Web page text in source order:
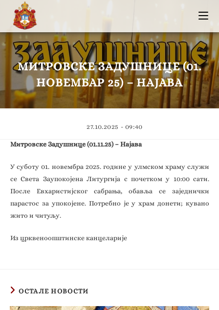
МИТРОВСКЕ ЗАДУШНИЦЕ (01.
НОВЕМБАР 25) – НАЈАВА
27.10.2025 - 09:40
Митровске Задушнице (01.11.25) – Најава
У суботу 01. новембра 2025. године у улмском храму служи
се Света Заупокојена Литургија с почетком у 10:00 сати.
После Евхаристијског сабрања, обавља се заједнички
парастос за упокојене. Потребно је у храм донети; кувано
жито и читуљу.
Из црквеноопштинске канцеларије
ОСТАЛЕ НОВОСТИ